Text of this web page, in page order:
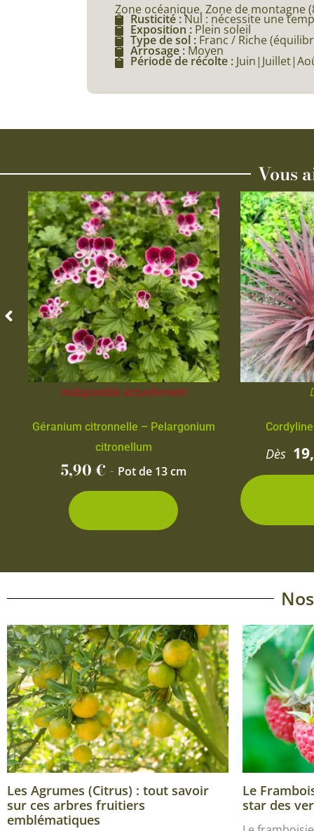
Zone océanique, Zone de montagne
Rusticité :Nul : nécessite une
Exposition : Plein soleil
Type de sol : Franc / Riche
Arrosage : Moyen
Période de récolte :
Vous
Indisponible actuellement
Géranium citronnelle – Pelargonium
citronellum
5,90€ - Pot de 13 cm
Dès
Les Agrumes (Citrus) : tout savoir
sur ces arbres fruitiers
emblématiques
Le
star des